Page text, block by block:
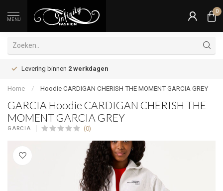
MENU
0
Levering binnen 2 werkdagen
Home / Hoodie CARDIGAN CHERISH THE MOMENT GARCIA GREY
GARCIA Hoodie CARDIGAN CHERISH THE
MOMENT GARCIA GREY
GARCIA (0)